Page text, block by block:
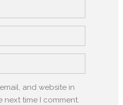
and website in
next time I comment.